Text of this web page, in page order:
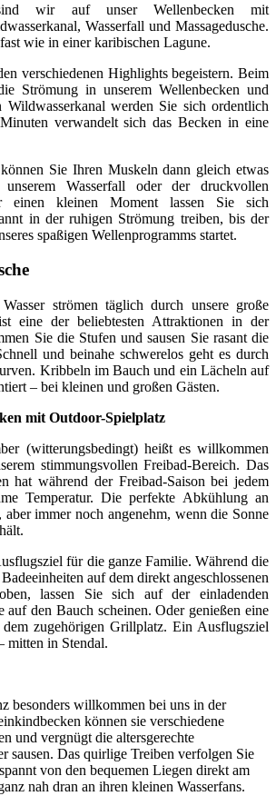
wir auf unser Wellenbecken mit
Wasserfall und Massagedusche.
wie in einer karibischen Lagune.
verschiedenen Highlights begeistern. Beim
Strömung in unserem Wellenbecken und
Wildwasserkanal werden Sie sich ordentlich
verwandelt sich das Becken in eine
Sie Ihren Muskeln dann gleich etwas
Wasserfall oder der druckvollen
einen kleinen Moment lassen Sie sich
in der ruhigen Strömung treiben, bis der
spaßigen Wellenprogramms startet.
strömen täglich durch unsere große
eine der beliebtesten Attraktionen in der
Sie die Stufen und sausen Sie rasant die
und beinahe schwerelos geht es durch
Kribbeln im Bauch und ein Lächeln auf
– bei kleinen und großen Gästen.
mit Outdoor-Spielplatz
(witterungsbedingt) heißt es willkommen
stimmungsvollen Freibad-Bereich. Das
hat während der Freibad-Saison bei jedem
Temperatur. Die perfekte Abkühlung an
aber immer noch angenehm, wenn die Sonne
für die ganze Familie. Während die
auf dem direkt angeschlossenen
lassen Sie sich auf der einladenden
auf den Bauch scheinen. Oder genießen eine
zugehörigen Grillplatz. Ein Ausflugsziel
mitten in Stendal.
besonders willkommen bei uns in der
können sie verschiedene
und vergnügt die altersgerechte
sausen. Das quirlige Treiben verfolgen Sie
von den bequemen Liegen direkt am
nah dran an ihren kleinen Wasserfans.